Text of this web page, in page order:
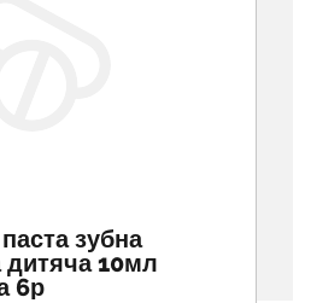
зубна
10мл
6р